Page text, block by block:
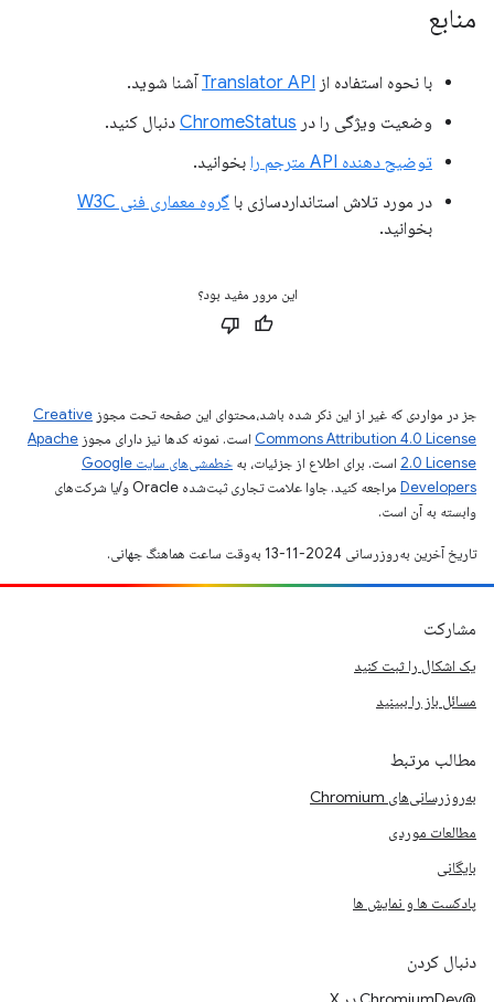
منابع
با نحوه استفاده از Translator API آشنا شوید.
وضعیت ویژگی را در ChromeStatus دنبال کنید.
توضیح دهنده API مترجم را
بخوانید.
در مورد تلاش استانداردسازی با گروه معماری فنی W3C
بخوانید.
این مرور مفید بود؟
جز در مواردی که غیر از این ذکر شده باشد،‌محتوای این صفحه تحت مجوز Creative
Commons Attribution 4.0 License است. نمونه کدها نیز دارای مجوز Apache
2.0 License است. برای اطلاع از جزئیات، به
خطمشی‌های سایت Google
Developers‏
مراجعه کنید. جاوا علامت تجاری ثبت‌شده Oracle و/یا شرکت‌های
وابسته به آن است.
تاریخ آخرین به‌روزرسانی 2024-11-13 به‌وقت ساعت هماهنگ جهانی.
مشارکت
یک اشکال را ثبت کنید
مسائل باز را ببینید
مطالب مرتبط
به‌روزرسانی‌های Chromium
مطالعات موردی
بایگانی
پادکست ها و نمایش ها
دنبال کردن